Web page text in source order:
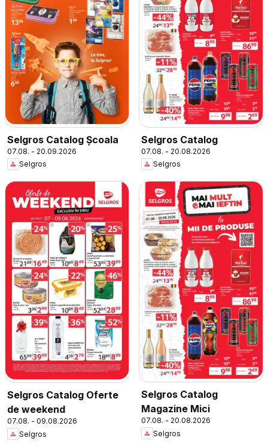
Selgros Catalog Şcoala
07.08. - 20.09.2026
Selgros
Selgros Catalog
07.08. - 20.08.2026
Selgros
Selgros Catalog Oferte
de weekend
07.08. - 09.08.2026
Selgros
Selgros Catalog
Magazine Mici
07.08. - 20.08.2026
Selgros